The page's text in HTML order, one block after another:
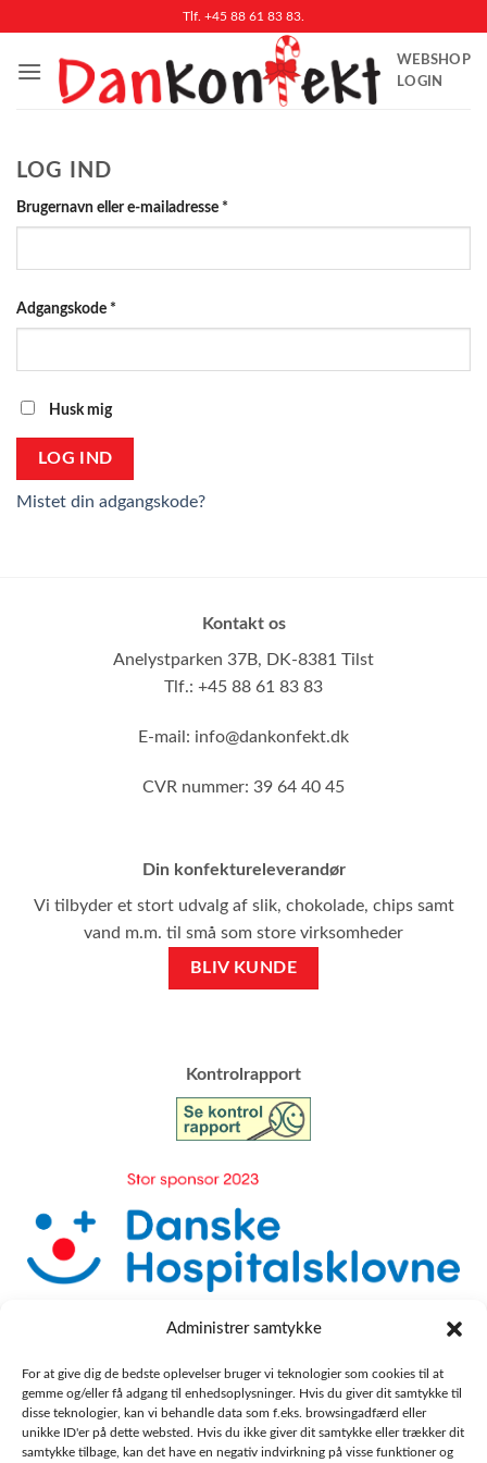
Administrer samtykke
For at give dig de bedste oplevelser bruger vi teknologier som cookies til at
gemme og/eller få adgang til enhedsoplysninger. Hvis du giver dit samtykke til
disse teknologier, kan vi behandle data som f.eks. browsingadfærd eller
unikke ID'er på dette websted. Hvis du ikke giver dit samtykke eller trækker dit
samtykke tilbage, kan det have en negativ indvirkning på visse funktioner og
indhold
Tlf. +45 88 61 83 83.
WEBSHOP
LOGIN
LOG IND
Brugernavn eller e-mailadresse *
Adgangskode *
Husk mig
LOG IND
Mistet din adgangskode?
Kontakt os
Anelystparken 37B, DK-8381 Tilst
Tlf.: +45 88 61 83 83
E-mail: info@dankonfekt.dk
CVR nummer: 39 64 40 45
Din konfektureleverandør
Vi tilbyder et stort udvalg af slik, chokolade, chips samt
vand m.m. til små som store virksomheder
BLIV KUNDE
​Kontrolrapport